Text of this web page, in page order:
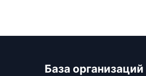
База организаций